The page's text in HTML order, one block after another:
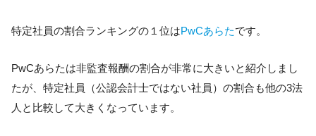
特定社員の割合ランキングの１位はPwCあらたです。
PwCあらたは非監査報酬の割合が非常に大きいと紹介しまし
たが、特定社員（公認会計士ではない社員）の割合も他の3法
人と比較して大きくなっています。